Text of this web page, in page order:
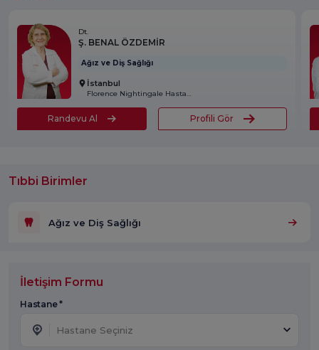
Dt.
Ş. BENAL ÖZDEMİR
Ağız ve Diş Sağlığı
İstanbul
Florence Nightingale Hastanesi
Randevu Al Profili Gör
Tıbbi Birimler
Ağız ve Diş Sağlığı
İletişim Formu
Hastane *
Hastane Seçiniz